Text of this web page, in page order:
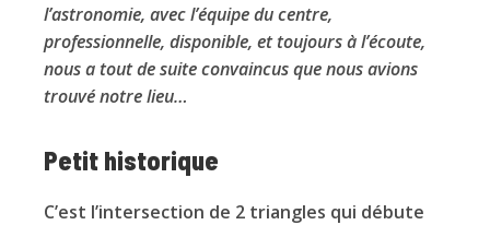
l’astronomie, avec l’équipe du centre,
professionnelle, disponible, et toujours à l’écoute,
nous a tout de suite convaincus que nous avions
trouvé notre lieu…
Petit historique
C’est l’intersection de 2 triangles qui débute